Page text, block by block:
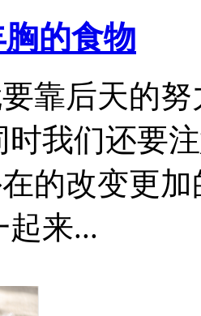
的食物
靠后天的
时我们还要
的改变更
起来...